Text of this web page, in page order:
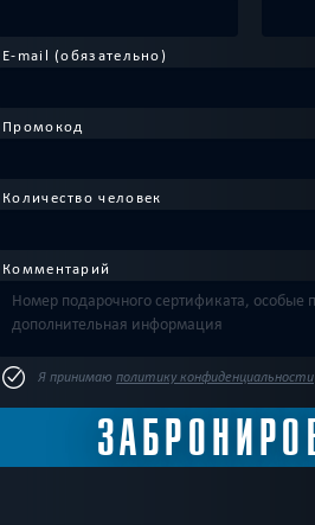
E-mail (обязательно)
Промокод
Количество человек
Комментарий
Я принимаю политику конфиденциальности